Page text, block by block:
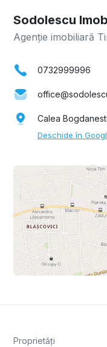
Sodolescu
Agenție imobiliară
0732999996
Calea
Deschide în
Proprietăți